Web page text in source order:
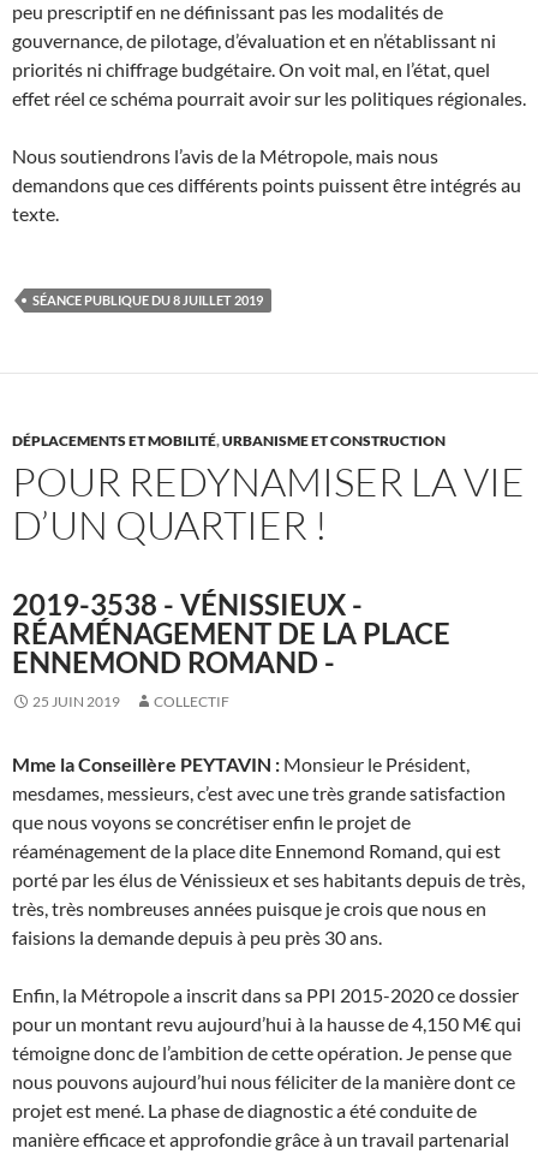
peu prescriptif en ne définissant pas les modalités de
gouvernance, de pilotage, d’évaluation et en n’établissant ni
priorités ni chiffrage budgétaire. On voit mal, en l’état, quel
effet réel ce schéma pourrait avoir sur les politiques régionales.
Nous soutiendrons l’avis de la Métropole, mais nous
demandons que ces différents points puissent être intégrés au
texte.
SÉANCE PUBLIQUE DU 8 JUILLET 2019
DÉPLACEMENTS ET MOBILITÉ,URBANISME ET CONSTRUCTION
POUR REDYNAMISER LA VIE
D’UN QUARTIER !
2019-3538 - VÉNISSIEUX -
RÉAMÉNAGEMENT DE LA PLACE
ENNEMOND ROMAND -
25 JUIN 2019 COLLECTIF
Mme la Conseillère PEYTAVIN : Monsieur le Président,
mesdames, messieurs, c’est avec une très grande satisfaction
que nous voyons se concrétiser enfin le projet de
réaménagement de la place dite Ennemond Romand, qui est
porté par les élus de Vénissieux et ses habitants depuis de très,
très, très nombreuses années puisque je crois que nous en
faisions la demande depuis à peu près 30 ans.
Enfin, la Métropole a inscrit dans sa PPI 2015-2020 ce dossier
pour un montant revu aujourd’hui à la hausse de 4,150 M€ qui
témoigne donc de l’ambition de cette opération. Je pense que
nous pouvons aujourd’hui nous féliciter de la manière dont ce
projet est mené. La phase de diagnostic a été conduite de
manière efficace et approfondie grâce à un travail partenarial